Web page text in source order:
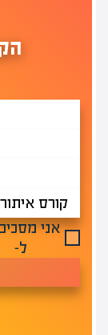
אני
ל-